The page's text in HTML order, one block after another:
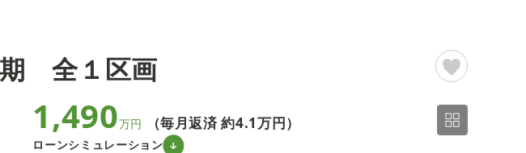
全１区画
2/2
1,490万円 （毎月返済 約4.1万円）
ローンシミュレーション